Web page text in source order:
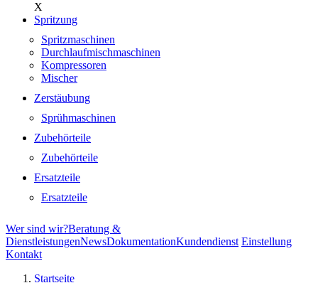
X
Spritzung
Spritzmaschinen
Durchlaufmischmaschinen
Kompressoren
Mischer
Zerstäubung
Sprühmaschinen
Zubehörteile
Zubehörteile
Ersatzteile
Ersatzteile
Wer sind wir?Beratung &
DienstleistungenNewsDokumentationKundendienst Einstellung
Kontakt
Startseite